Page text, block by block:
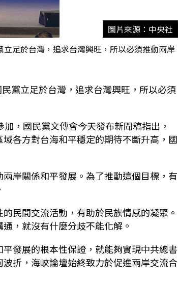
圖片來源：中央社
足於台灣，追求台灣興旺，所以必須推動兩岸
黨立足於台灣，追求台灣興旺，所以必須
，國民黨文傳會今天發布新聞稿指出，
各方對台海和平穩定的期待不斷升高，國
岸關係和平發展。為了推動這個目標，有
民間交流活動，有助於民族情感的凝聚。
，就沒有什麼分歧不能化解。
發展的根本性保證，就能夠實現中共總書
折，海峽論壇始終致力於促進兩岸交流合